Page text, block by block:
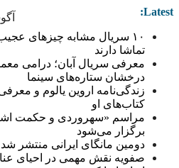
Latest:
۱۰ سریال مشابه چیزهای
تماشا دارند
معرفی سریال آبان؛ درامی
درخشان ستاره‌های سینما
زندگی‌نامه اروین یالوم و
کتاب‌های او
مراسم «سهروردی و حکمت
برگزار می‌شود
دومین مانگای ایرانی منتشر شد
صفویه نقش مهمی در احیای